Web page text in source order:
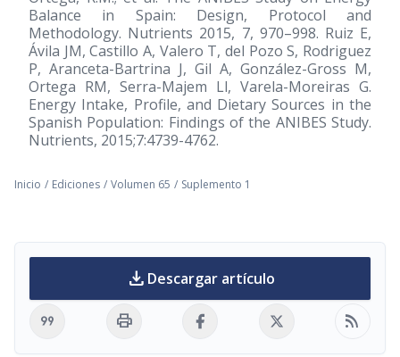
Balance in Spain: Design, Protocol and
Methodology. Nutrients 2015, 7, 970–998. Ruiz E,
Ávila JM, Castillo A, Valero T, del Pozo S, Rodriguez
P, Aranceta-Bartrina J, Gil A, González-Gross M,
Ortega RM, Serra-Majem Ll, Varela-Moreiras G.
Energy Intake, Profile, and Dietary Sources in the
Spanish Population: Findings of the ANIBES Study.
Nutrients, 2015;7:4739-4762.
Inicio / Ediciones / Volumen 65 / Suplemento 1
download Descargar artículo
format_quote print rss_feed